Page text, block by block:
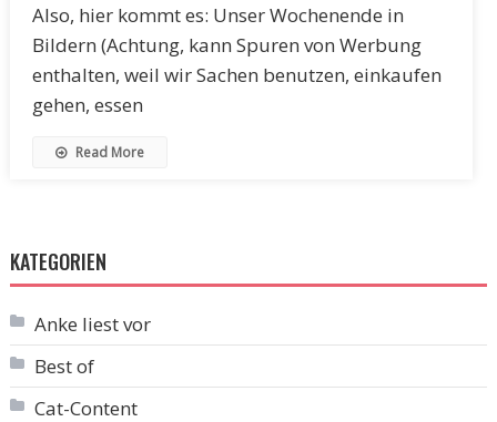
Also, hier kommt es: Unser Wochenende in
Bildern (Achtung, kann Spuren von Werbung
enthalten, weil wir Sachen benutzen, einkaufen
gehen, essen
Read More
KATEGORIEN
Anke liest vor
Best of
Cat-Content